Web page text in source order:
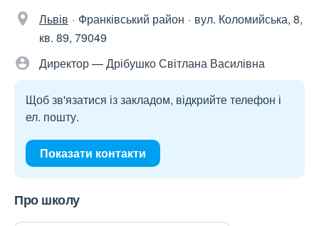
Львів Франківський район
вул. Коломийська, 8,
кв. 89, 79049
Директор — Дрібушко Світлана Василівна
Щоб зв'язатися із закладом, відкрийте телефон і
ел. пошту.
Показати контакти
Про школу